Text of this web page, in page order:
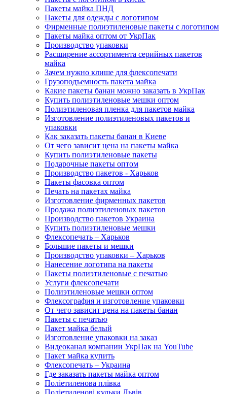
Пакеты майка ПНД
Пакеты для одежды с логотипом
Фирменные полиэтиленовые пакеты с логотипом
Пакеты майка оптом от УкрПак
Производство упаковки
Расширение ассортимента серийных пакетов
майка
Зачем нужно клише для флексопечати
Грузоподъемность пакета майка
Какие пакеты банан можно заказать в УкрПак
Купить полиэтиленовые мешки оптом
Полиэтиленовая пленка для пакетов майка
Изготовление полиэтиленовых пакетов и
упаковки
Как заказать пакеты банан в Киеве
От чего зависит цена на пакеты майка
Купить полиэтиленовые пакеты
Подарочные пакеты оптом
Производство пакетов - Харьков
Пакеты фасовка оптом
Печать на пакетах майка
Изготовление фирменных пакетов
Продажа полиэтиленовых пакетов
Производство пакетов Украина
Купить полиэтиленовые мешки
Флексопечать – Харьков
Большие пакеты и мешки
Производство упаковки – Харьков
Нанесение логотипа на пакеты
Пакеты полиэтиленовые с печатью
Услуги флексопечати
Полиэтиленовые мешки оптом
Флексография и изготовление упаковки
От чего зависит цена на пакеты банан
Пакеты с печатью
Пакет майка белый
Изготовление упаковки на заказ
Видеоканал компании УкрПак на YouTube
Пакет майка купить
Флексопечать – Украина
Где заказать пакеты майка оптом
Поліетиленова плівка
Поліетиленові кульки Львів